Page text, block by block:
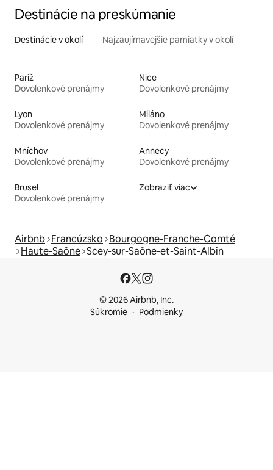
Destinácie na preskúmanie
Destinácie v okolí Najzaujímavejšie pamiatky v okolí
Paríž
Dovolenkové prenájmy
Nice
Dovolenkové prenájmy
Lyon
Dovolenkové prenájmy
Miláno
Dovolenkové prenájmy
Mníchov
Dovolenkové prenájmy
Annecy
Dovolenkové prenájmy
Brusel
Dovolenkové prenájmy
Zobraziť viac
Airbnb Francúzsko Bourgogne-Franche-Comté
Haute-Saône Scey-sur-Saône-et-Saint-Albin
© 2026 Airbnb, Inc.
Súkromie
Podmienky